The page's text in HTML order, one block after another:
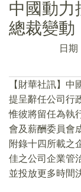
中國動力
總裁變動
日期
【財華社訊】中
提呈辭任公司行
惟彼將留任為執
會及薪酬委員會
附錄十四所載之
佳之公司企業管
並投放更多時間